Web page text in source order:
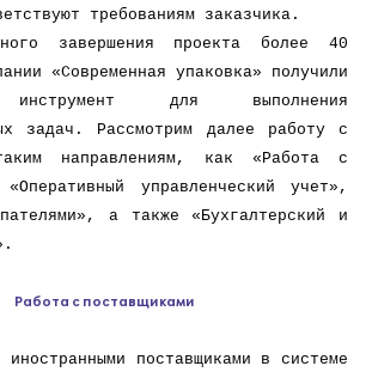
требованиям заказчика.
завершения проекта более 40
«Современная упаковка» получили
инструмент для выполнения
задач. Рассмотрим далее работу с
направлениям, как «Работа с
«Оперативный управленческий учет»,
а также «Бухгалтерский и
Работа с поставщиками
поставщиками в системе